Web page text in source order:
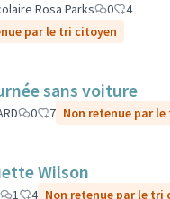
Rosa Parks 0
4
par le tri citoyen
sans voiture
0 7 Non retenue par
Wilson
1 4 Non retenue par le tri